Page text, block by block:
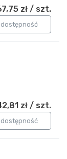
zł / szt.
zł / szt.